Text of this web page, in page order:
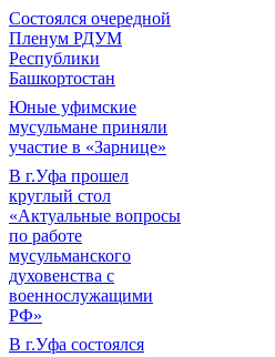
Состоялся очередной
Пленум РДУМ
Республики
Башкортостан
Юные уфимские
мусульмане приняли
участие в «Зарнице»
В г.Уфа прошел
круглый стол
«Актуальные вопросы
по работе
мусульманского
духовенства с
военнослужащими
РФ»
В г.Уфа состоялся